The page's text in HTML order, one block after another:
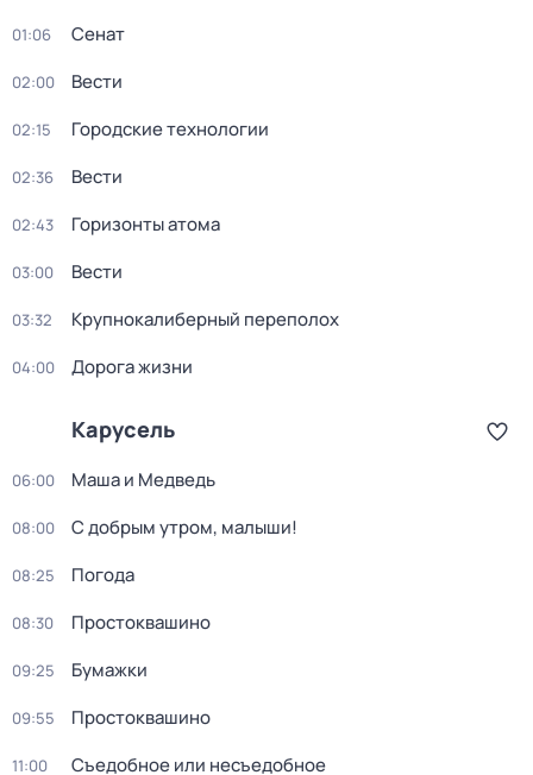
01:06 Сенат
02:00 Вести
02:15 Городские технологии
02:36 Вести
02:43 Горизонты атома
03:00 Вести
03:32 Крупнокалиберный переполох
04:00 Дорога жизни
Карусель
06:00 Маша и Медведь
08:00 С добрым утром, малыши!
08:25 Погода
08:30 Простоквашино
09:25 Бумажки
09:55 Простоквашино
11:00 Съедобное или несъедобное